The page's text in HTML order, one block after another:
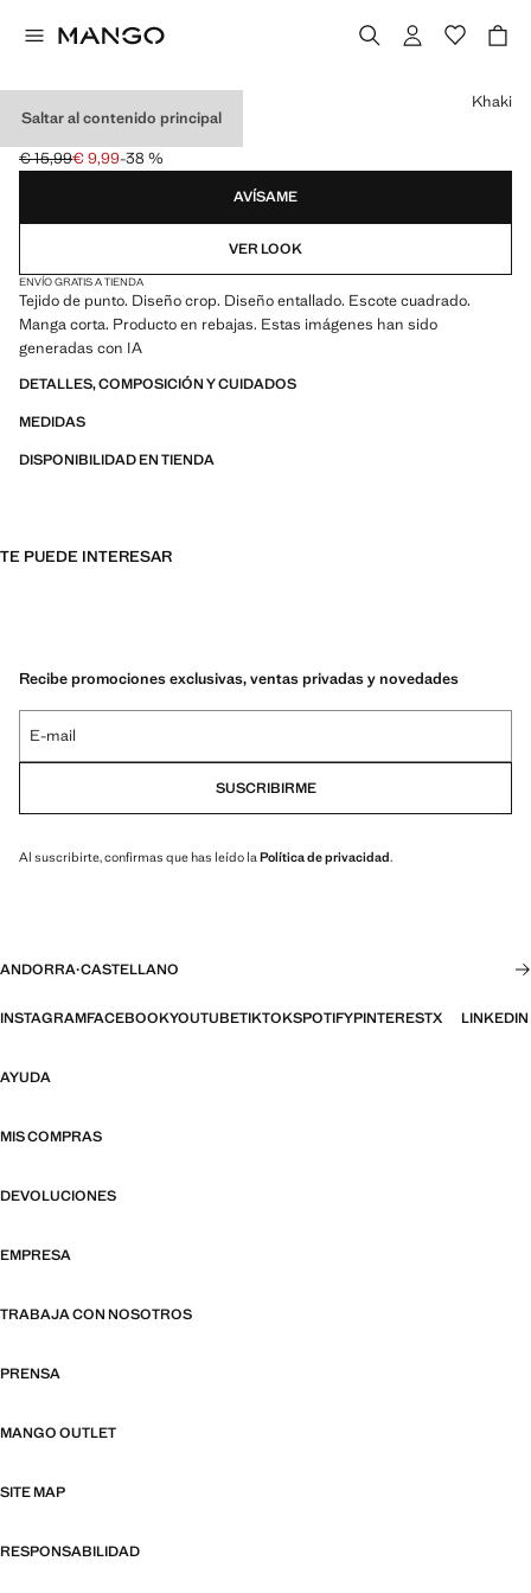
Saltar al contenido principal
TOP CROP ENTALLADO
Precio inicial tachado [€ 15,99 ]
€ 15,99
Precio actual [€ 9,99 ]
€ 9,99-38 %
Selecciona un color
Khaki
AVÍSAME
VER LOOK
ENVÍO GRATIS A TIENDA
Tejido de punto. Diseño crop. Diseño entallado. Escote cuadrado.
Manga corta. Producto en rebajas. Estas imágenes han sido
generadas con IA
DETALLES, COMPOSICIÓN Y CUIDADOS
MEDIDAS
DISPONIBILIDAD EN TIENDA
TE PUEDE INTERESAR
Recibe promociones exclusivas, ventas privadas y novedades
E-mail
SUSCRIBIRME
Al suscribirte, confirmas que has leído la Política de privacidad.
ANDORRA·CASTELLANO
INSTAGRAMFACEBOOKYOUTUBETIKTOKSPOTIFYPINTERESTX LINKEDIN
AYUDA
MIS COMPRAS
DEVOLUCIONES
EMPRESA
TRABAJA CON NOSOTROS
PRENSA
MANGO OUTLET
SITE MAP
RESPONSABILIDAD